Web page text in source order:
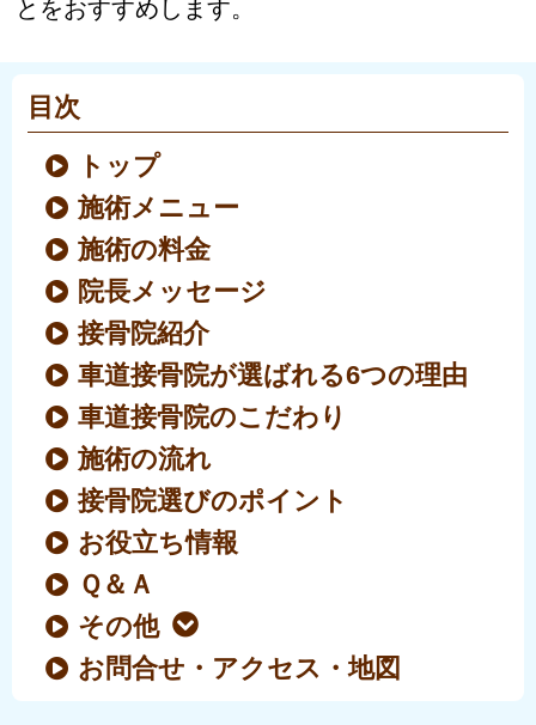
とをおすすめします。
目次
トップ
施術メニュー
施術の料金
院長メッセージ
接骨院紹介
車道接骨院が選ばれる6つの理由
車道接骨院のこだわり
施術の流れ
接骨院選びのポイント
お役立ち情報
Ｑ＆Ａ
その他
お問合せ・アクセス・地図